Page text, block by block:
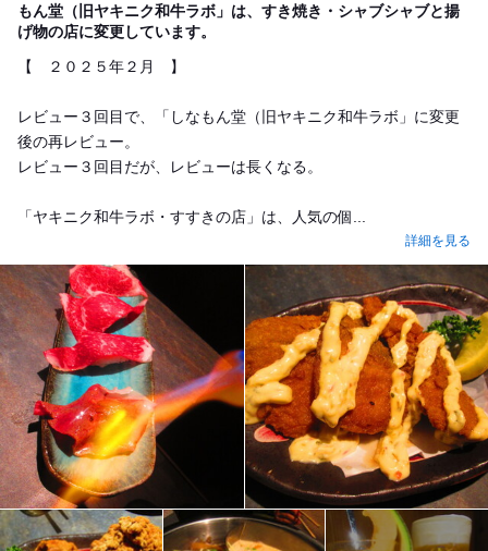
もん堂（旧ヤキニク和牛ラボ」は、すき焼き・シャブシャブと揚
げ物の店に変更しています。
【 ２０２５年２月 】
レビュー３回目で、「しなもん堂（旧ヤキニク和牛ラボ」に変更
後の再レビュー。
レビュー３回目だが、レビューは長くなる。
「ヤキニク和牛ラボ・すすきの店」は、人気の個...
詳細を見る